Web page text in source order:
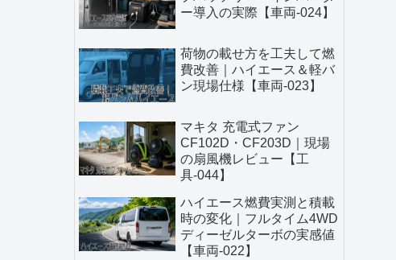
ー導入の実際【車両-024】
荷物の載せ方を工夫して燃
費改善｜ハイエース＆軽バ
ン現場仕様【車両-023】
マキタ 充電式ファン
CF102D・CF203D｜現場
の扇風機レビュー【工
具-044】
ハイエース燃費実測と積載
時の変化｜フルタイム4WD
ディーゼルターボの実感値
【車両-022】